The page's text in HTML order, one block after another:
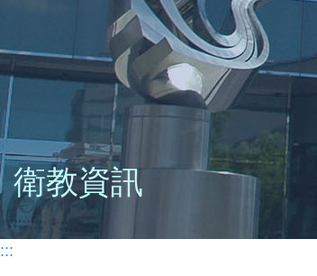
衛教資訊
:::